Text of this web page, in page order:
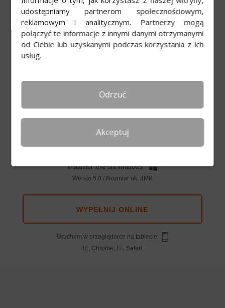
Który PIT wypełnić?
Jak rozliczyć wynajem mieszkania w
deklaracji PIT: Praktyczny przewodnik
PIT wysłany do złego urzędu – co zrobić?
Program do PIT
POBIERZ PROGRAM
instalator .exe dla Windows
Wersja 5.0 / Rozmiar ok. 4MB
WYPEŁNIJ ONLINE
Uruchom w przeglądarce na tablecie
IE, Chrome, FF, Safari
udostępniamy partnerom społecznościowym,
reklamowym i analitycznym. Partnerzy mogą
połączyć te informacje z innymi danymi otrzymanymi
od Ciebie lub uzyskanymi podczas korzystania z ich
usług.
Odrzuć
Akceptuj